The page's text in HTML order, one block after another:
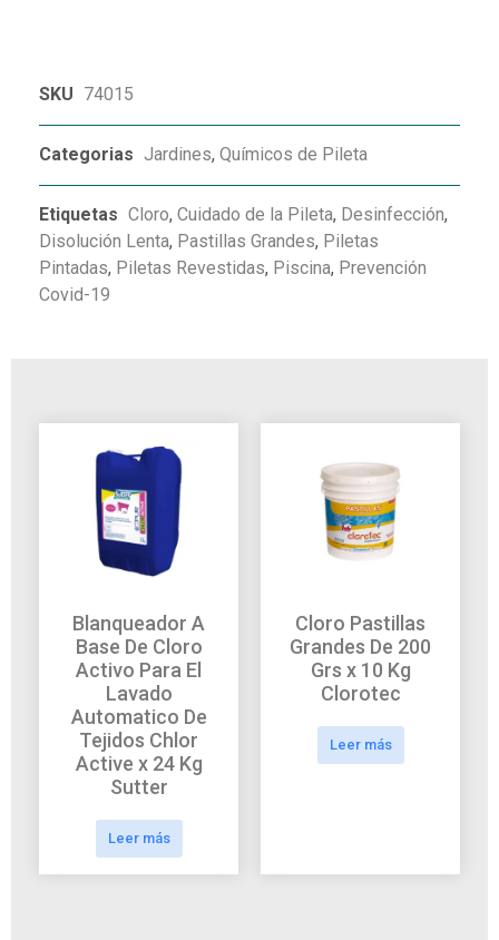
SKU 74015
Categorias Jardines, Químicos de Pileta
Etiquetas Cloro, Cuidado de la Pileta, Desinfección,
Disolución Lenta, Pastillas Grandes, Piletas
Pintadas, Piletas Revestidas, Piscina, Prevención
Covid-19
Blanqueador A
Base De Cloro
Activo Para El
Lavado
Automatico De
Tejidos Chlor
Active x 24 Kg
Sutter
Leer más
Cloro Pastillas
Grandes De 200
Grs x 10 Kg
Clorotec
Leer más